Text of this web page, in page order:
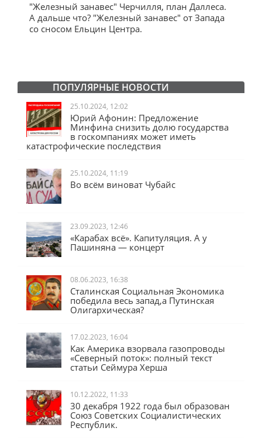
"Железный занавес" Черчилля, план Даллеса.
А дальше что? "Железный занавес" от Запада
со сносом Ельцин Центра.
ПОПУЛЯРНЫЕ НОВОСТИ
25.10.2024, 12:02
Юрий Афонин: Предложение
Минфина снизить долю государства
в госкомпаниях может иметь
катастрофические последствия
25.10.2024, 11:19
Во всём виноват Чубайс
23.09.2023, 12:46
«Карабах всё». Капитуляция. А у
Пашиняна — концерт
08.06.2023, 16:38
Сталинская Социальная Экономика
победила весь запад,а Путинская
Олигархическая?
17.02.2023, 16:04
Как Америка взорвала газопроводы
«Северный поток»: полный текст
статьи Сеймура Херша
10.12.2022, 11:33
30 декабря 1922 года был образован
Союз Советских Социалистических
Республик.